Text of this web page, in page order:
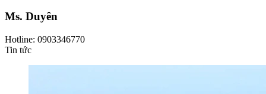
Ms. Duyên
Hotline: 0903346770
Tin tức